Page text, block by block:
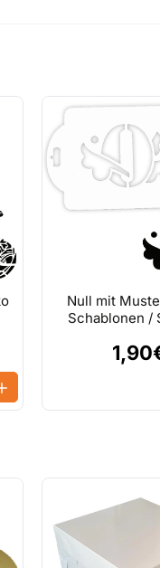
ein Schwamm und
Kunstwerke. Lassen
Wand,
Null mit
Schablonen /